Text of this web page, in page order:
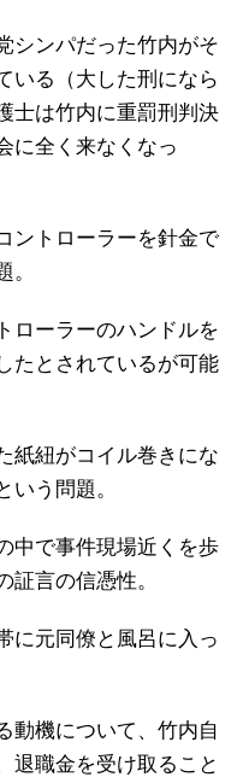
シンパだった竹内がそ
いる（大した刑になら
士は竹内に重罰刑判決
に全く来なくなっ
ントローラーを針金で
。
ローラーのハンドルを
たとされているが可能
紙紐がコイル巻きにな
いう問題。
中で事件現場近くを歩
証言の信憑性。
に元同僚と風呂に入っ
動機について、竹内自
退職金を受け取ること